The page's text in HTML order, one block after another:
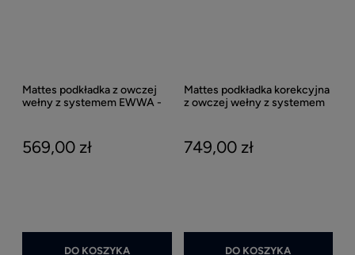
Mattes podkładka z owczej
wełny z systemem EWWA -
569,00 zł
DO KOSZYKA
Mattes podkładka korekcyjna
z owczej wełny z systemem
749,00 zł
DO KOSZYKA